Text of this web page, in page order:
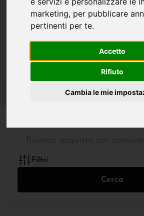
marketing, per pubblicare
pertinenti per te.
Accetto
Rifiuto
Cambia le mie
Filtri
Cerca